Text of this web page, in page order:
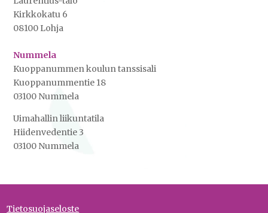
Kirkkokatu 6
08100 Lohja
Nummela
Kuoppanummen koulun tanssisali
Kuoppanummentie 18
03100 Nummela
Uimahallin liikuntatila
Hiidenvedentie 3
03100 Nummela
Tietosuojaseloste